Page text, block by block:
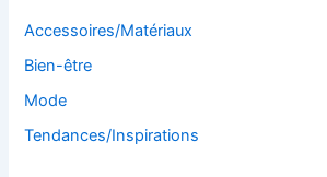
Accessoires/Matériaux
Bien-être
Mode
Tendances/Inspirations